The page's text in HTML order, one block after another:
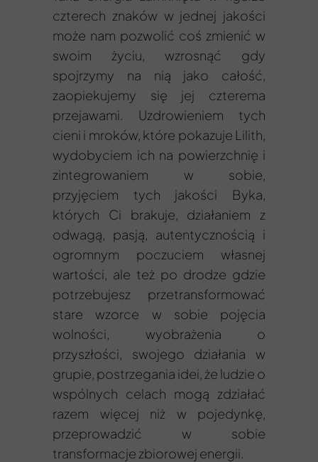
czterech znaków w jednej jakości
może nam pozwolić coś zmienić w
swoim życiu, wzrosnąć gdy
spojrzymy na nią jako całość,
zaopiekujemy się jej czterema
przejawami. Uzdrowieniem tych
cieni i mroków, które pokazuje Lilith,
wydobyciem ich na powierzchnię i
zintegrowaniem w sobie,
przyjęciem tych jakości Byka,
których Ci brakuje, działaniem z
odwagą, pasją, autentycznością i
ogromnym poczuciem własnej
wartości, ale też po drodze gdzie
potrzebujesz przetransformować
stare wzorce w sobie pojęcia
wolności, wyobrażenia o
przyszłości, swojego działania w
grupie, postrzegania idei, że ludzie o
wspólnych celach mogą zdziałać
razem więcej niż w pojedynkę,
przeprowadzić w sobie
transformacje zbiorowej energii.